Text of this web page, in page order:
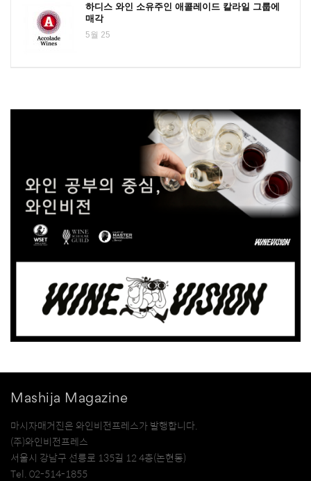
하디스 와인 소유주인 애콜레이드 칼라일 그룹에
매각
5월 25
Mashija Magazine
마시자매거진은 와인비전프레스가 발행합니다.
(주)와인비전프레스
서울시 강남구 선릉로 135길 12 4층(논현동)
Tel. 02-514-1855